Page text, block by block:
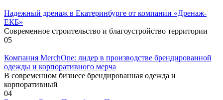
Надежный дренаж в Екатеринбурге от компании «Дренаж-
ЕКБ»
Современное строительство и благоустройство территории
05
Компания MerchOne: лидер в производстве брендированной
одежды и корпоративного мерча
В современном бизнесе брендированная одежда и
корпоративный
04